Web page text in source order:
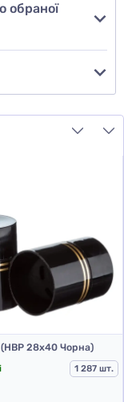
обраної
(НВР 28х40 Чорна)
1 287 шт.